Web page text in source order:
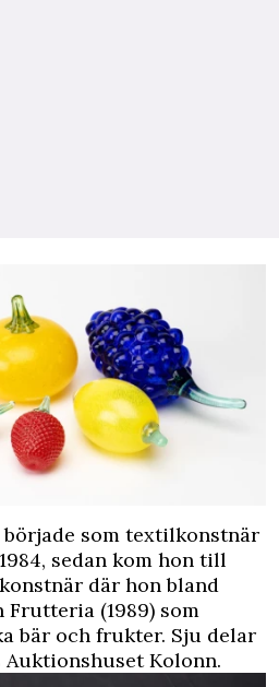
började som textilkonstnär
sedan kom hon till
där hon bland
Frutteria (1989) som
bär och frukter. Sju delar
Kolonn.